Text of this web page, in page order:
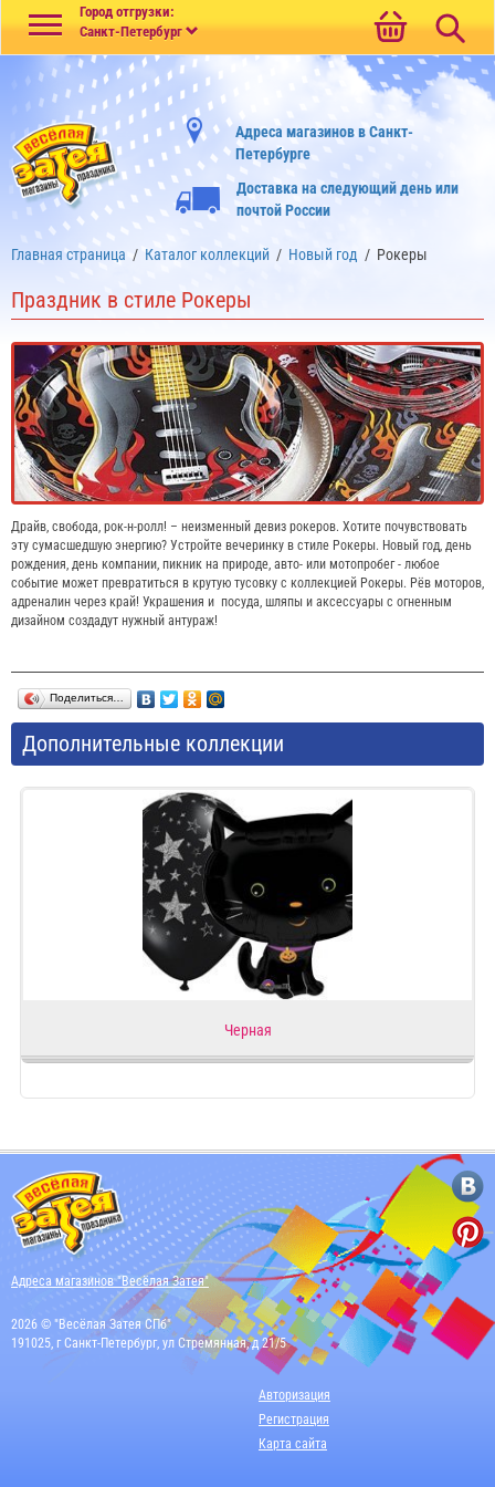
Город отгрузки:
Санкт-Петербург
Адреса магазинов в Санкт-
Петербурге
Доставка на следующий день или
почтой России
Главная страница / Каталог коллекций / Новый год / Рокеры
Праздник в стиле Рокеры
Драйв, свобода, рок-н-ролл! – неизменный девиз рокеров. Хотите почувствовать
эту сумасшедшую энергию? Устройте вечеринку в стиле Рокеры. Новый год, день
рождения, день компании, пикник на природе, авто- или мотопробег - любое
событие может превратиться в крутую тусовку с коллекцией Рокеры. Рёв моторов,
адреналин через край! Украшения и посуда, шляпы и аксессуары с огненным
дизайном создадут нужный антураж!
Поделиться…
Дополнительные коллекции
Черная
Адреса магазинов "Весёлая Затея"
2026 © "Весёлая Затея СПб"
191025, г Санкт-Петербург, ул Стремянная, д 21/5
Авторизация
Регистрация
Карта сайта